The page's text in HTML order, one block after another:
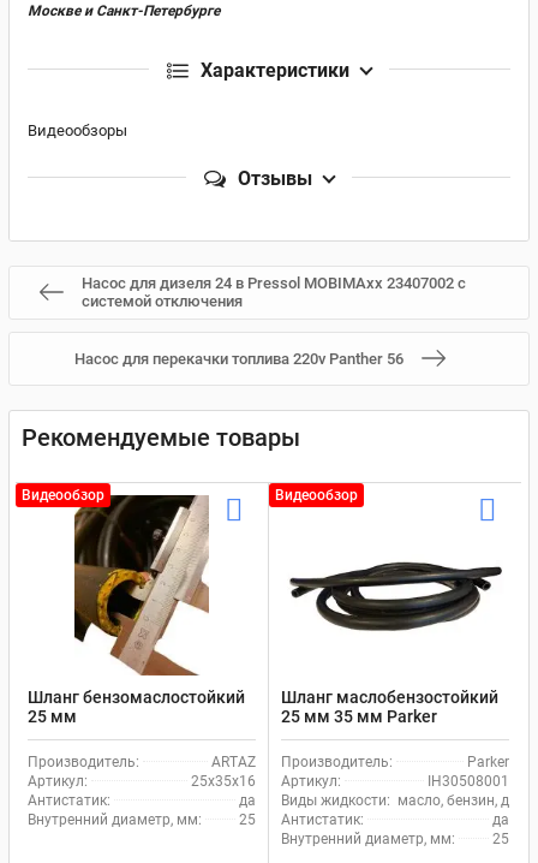
Москве и Санкт-Петербурге
Характеристики
Видеообзоры
Отзывы
Насос для дизеля 24 в Pressol MOBIMAxx 23407002 с
системой отключения
Насос для перекачки топлива 220v Panther 56
Рекомендуемые товары
Видеообзор
Шланг бензомаслостойкий
25 мм
Производитель:
ARTAZ
Артикул:
25х35х16
Антистатик:
да
Внутренний диаметр, мм:
25
Видеообзор
Шланг маслобензостойкий
25 мм 35 мм Parker
Carbopress
Производитель:
Parker
Артикул:
IH30508001
Виды жидкости: масло, бензин,
Антистатик:
да
Внутренний диаметр, мм:
25